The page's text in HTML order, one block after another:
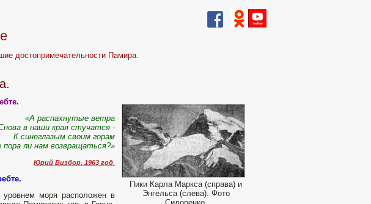
достопримечательности Памира.
Пики Карла Маркса (справа) и
Энгельса (слева). Фото
«А распахнутые ветра
в наши края стучатся -
К синеглазым своим горам
пора ли нам возвращаться?»
Юрий Визбор. 1963 год
моря расположен в